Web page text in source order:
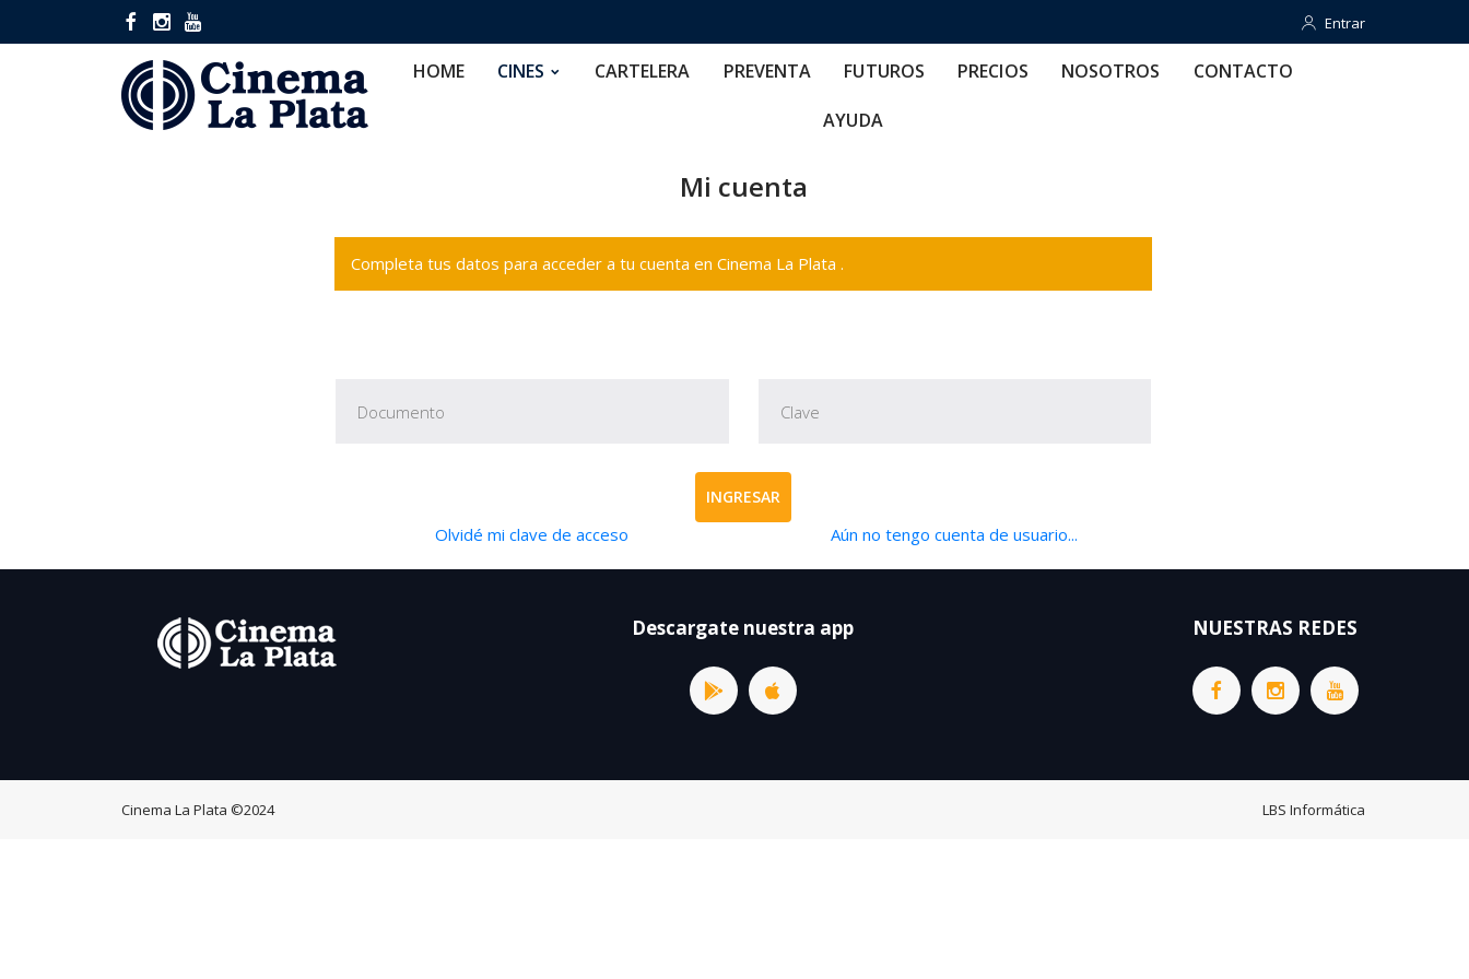
Entrar
Entrar
HOME CINES CARTELERA PREVENTA FUTUROS PRECIOS NOSOTROS CONTACTO
AYUDA
Mi cuenta
Completa tus datos para acceder a tu cuenta en Cinema La Plata .
INGRESAR
Olvidé mi clave de acceso Aún no tengo cuenta de usuario...
Descargate nuestra app NUESTRAS REDES
Cinema La Plata ©2024 LBS Informática